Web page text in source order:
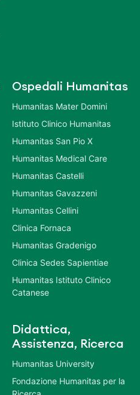
Ospedali Humanitas
Humanitas Mater Domini
Istituto Clinico Humanitas
Humanitas San Pio X
Humanitas Medical Care
Humanitas Castelli
Humanitas Gavazzeni
Humanitas Cellini
Clinica Fornaca
Humanitas Gradenigo
Clinica Sedes Sapientiae
Humanitas Istituto Clinico
Catanese
Didattica,
Assistenza, Ricerca
Humanitas University
Fondazione Humanitas per la